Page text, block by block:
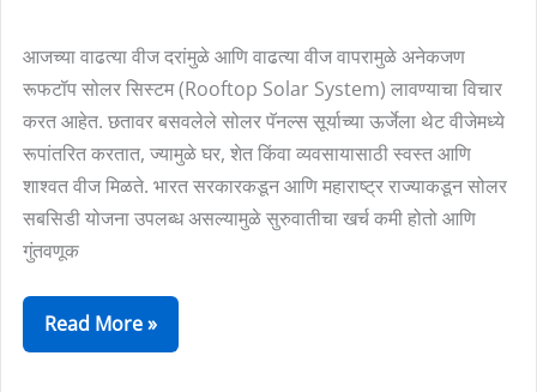
आजच्या वाढत्या वीज दरांमुळे आणि वाढत्या वीज वापरामुळे अनेकजण
रूफटॉप सोलर सिस्टम (Rooftop Solar System) लावण्याचा विचार
करत आहेत. छतावर बसवलेले सोलर पॅनल्स सूर्याच्या ऊर्जेला थेट वीजेमध्ये
रूपांतरित करतात, ज्यामुळे घर, शेत किंवा व्यवसायासाठी स्वस्त आणि
शाश्वत वीज मिळते. भारत सरकारकडून आणि महाराष्ट्र राज्याकडून सोलर
सबसिडी योजना उपलब्ध असल्यामुळे सुरुवातीचा खर्च कमी होतो आणि
गुंतवणूक
Read More »